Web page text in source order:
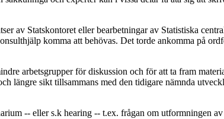
av Statskontoret eller bearbetningar av Statistiska
komma att behövas. Det torde ankomma på
arbetsgrupper för diskussion och för att ta fram
längre sikt tillsammans med den tidigare nämnda
-- eller s.k hearing -- t.ex. frågan om utformningen